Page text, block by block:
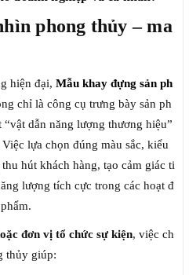
phong thủy – ma
hiện đại, Mẫu khay đựng sản ph
chỉ là công cụ trưng bày sản ph
dẫn năng lượng thương hiệu”
lựa chọn đúng màu sắc, kiểu
hút khách hàng, tạo cảm giác ti
lượng tích cực trong các hoạt đ
đơn vị tổ chức sự kiện, việc ch
thủy giúp: